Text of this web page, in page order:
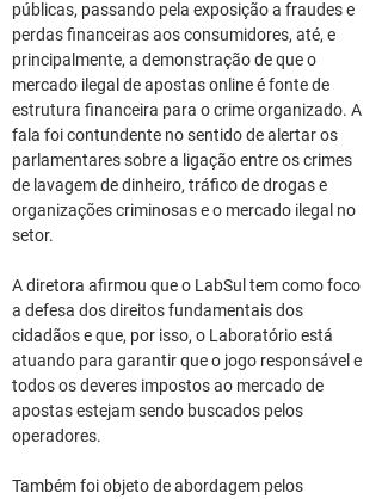
públicas, passando pela exposição a fraudes e
perdas financeiras aos consumidores, até, e
principalmente, a demonstração de que o
mercado ilegal de apostas online é fonte de
estrutura financeira para o crime organizado. A
fala foi contundente no sentido de alertar os
parlamentares sobre a ligação entre os crimes
de lavagem de dinheiro, tráfico de drogas e
organizações criminosas e o mercado ilegal no
setor.
A diretora afirmou que o LabSul tem como foco
a defesa dos direitos fundamentais dos
cidadãos e que, por isso, o Laboratório está
atuando para garantir que o jogo responsável e
todos os deveres impostos ao mercado de
apostas estejam sendo buscados pelos
operadores.
Também foi objeto de abordagem pelos